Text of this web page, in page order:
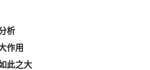
析
作用
此之大